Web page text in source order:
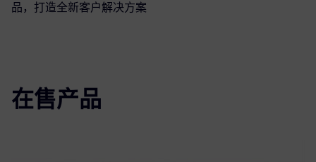
品，打造全新客户解决方案
在售产品